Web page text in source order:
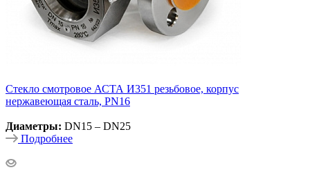
Стекло смотровое АСТА И351 резьбовое, корпус
нержавеющая сталь, PN16
Диаметры: DN15 – DN25
Подробнее